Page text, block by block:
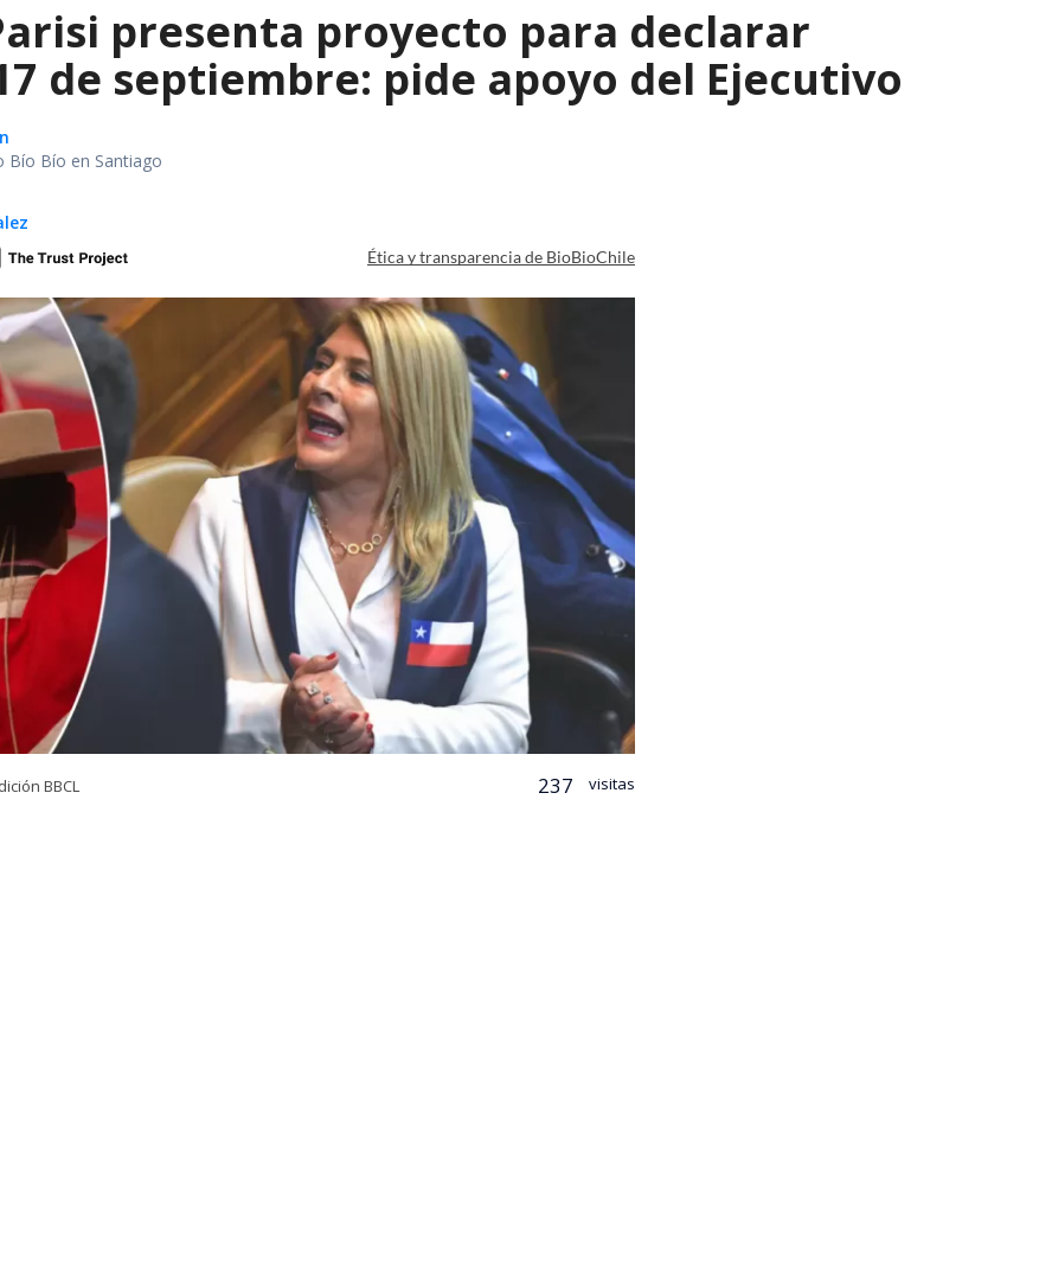
presenta proyecto para declarar
de septiembre: pide apoyo del Ejecutivo
Bío Bío en Santiago
Ética y transparencia de BioBioChile
BBCL 237 visitas